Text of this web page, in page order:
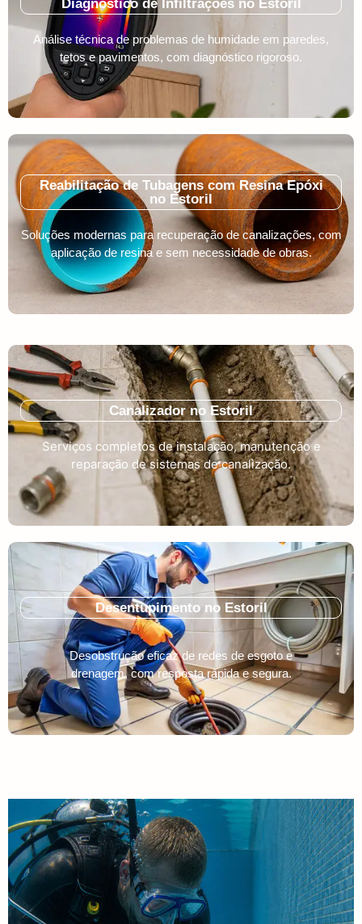
Diagnóstico de Infiltrações no Estoril
Análise técnica de problemas de humidade em paredes,
tetos e pavimentos, com diagnóstico rigoroso.
Reabilitação de Tubagens com Resina Epóxi
no Estoril
Soluções modernas para recuperação de canalizações, com
aplicação de resina e sem necessidade de obras.
Canalizador no Estoril
Serviços completos de instalação, manutenção e
reparação de sistemas de canalização.
Desentupimento no Estoril
Desobstrução eficaz de redes de esgoto e
drenagem, com resposta rápida e segura.